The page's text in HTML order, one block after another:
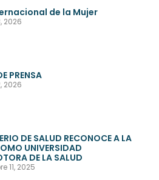
de la Mujer
2026
PRENSA
2026
DE SALUD RECONOCE A LA
UNIVERSIDAD
DE LA SALUD
11, 2025